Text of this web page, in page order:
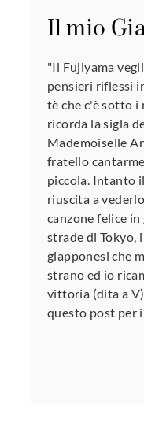
Il mio
"Il Fujiyama
pensieri riflessi
tè che c'è sotto i
ricorda la sigla
Mademoiselle
fratello
piccola. Intanto
riuscita a
canzone felice
strade di Tokyo,
giapponesi che
strano ed io
vittoria (dita a
questo post